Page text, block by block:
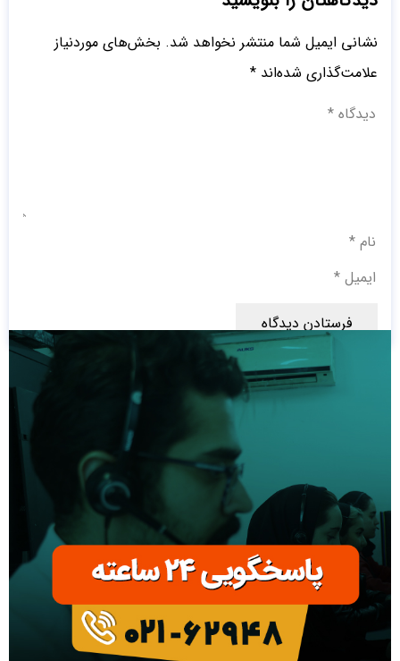
نشانی ایمیل شما منتشر نخواهد شد. بخش‌های موردنیاز
علامت‌گذاری شده‌اند *
فرستادن دیدگاه